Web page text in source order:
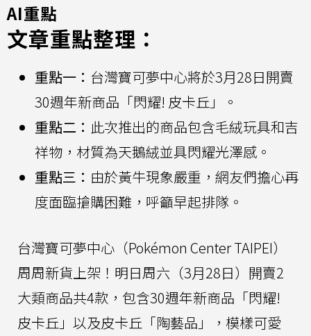
AI重點
文章重點整理：
重點一： 台灣寶可夢中心將於3月28日開賣
30週年新商品「閃耀! 皮卡丘」。
重點二： 此次推出的商品包含毛絨玩具和吉
祥物，材質為天鵝絨並具閃耀光澤感。
重點三： 由於黃牛現象嚴重，網友們擔心再
度面臨搶購困難，呼籲早起排隊。
台灣寶可夢中心（Pokémon Center TAIPEI）
周周新貨上架！明日周六（3月28日）開賣2
大類商品共4款，包含30週年新商品「閃耀!
皮卡丘」以及皮卡丘「陶藝品」，模樣可愛